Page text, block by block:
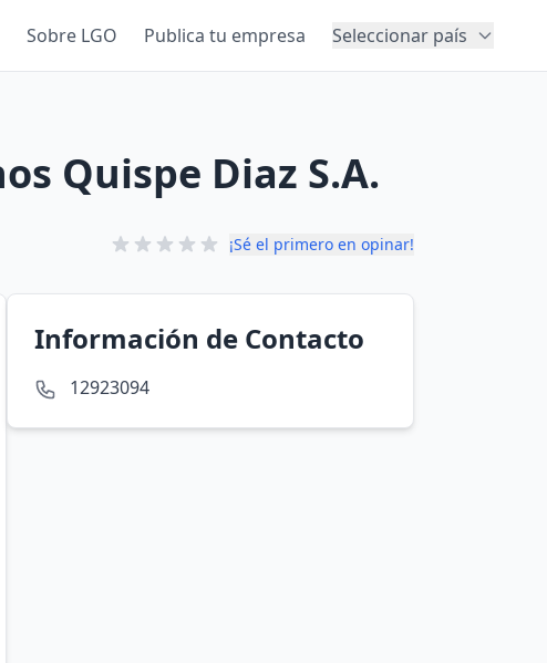
Sobre LGO Publica tu empresa Seleccionar país
Quispe Diaz S.A.
¡Sé el primero en opinar!
Información de Contacto
12923094